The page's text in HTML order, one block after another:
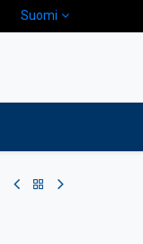
Suomi